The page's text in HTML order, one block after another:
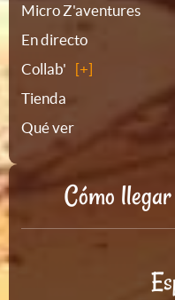
sitio
Micro Z'aventures
En directo
Collab'
Tienda
Qué ver
Cómo